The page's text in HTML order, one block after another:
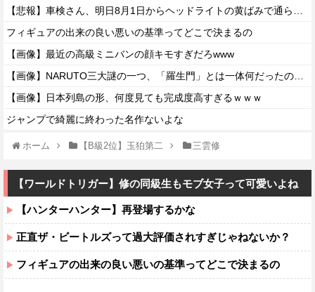
フィギュアの出来の良い悪いの基準ってどこで決まるの
【画像】最近の高級ミニバンの顔キモすぎだろwww
【画像】日本列島の形、何度見ても完成度高すぎるｗｗｗ
ジャンプで綺麗に終わった名作ないよな
ホーム 【B級2位】玉狛第二 三雲修
【ワールドトリガー】修の同級生もモブ女子って可愛いよね
【ハンターハンター】再登場するかな
正直ザ・ビートルズって過大評価されすぎじゃねないか？
フィギュアの出来の良い悪いの基準ってどこで決まるの